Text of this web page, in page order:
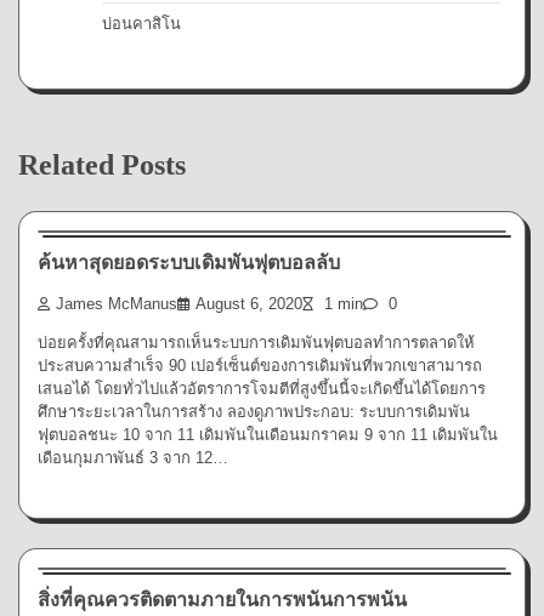
บ่อนคาสิโน
Related Posts
ค้นหาสุดยอดระบบเดิมพันฟุตบอลลับ
James McManus August 6, 2020 1 min 0
บ่อยครั้งที่คุณสามารถเห็นระบบการเดิมพันฟุตบอลทำการตลาดให้
ประสบความสำเร็จ 90 เปอร์เซ็นต์ของการเดิมพันที่พวกเขาสามารถ
เสนอได้ โดยทั่วไปแล้วอัตราการโจมตีที่สูงขึ้นนี้จะเกิดขึ้นได้โดยการ
ศึกษาระยะเวลาในการสร้าง ลองดูภาพประกอบ: ระบบการเดิมพัน
ฟุตบอลชนะ 10 จาก 11 เดิมพันในเดือนมกราคม 9 จาก 11 เดิมพันใน
เดือนกุมภาพันธ์ 3 จาก 12…
สิ่งที่คุณควรติดตามภายในการพนันการพนัน